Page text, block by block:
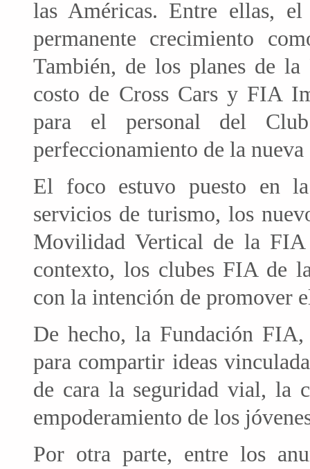
las Américas. Entre ellas,
permanente crecimiento
También, de los planes de
costo de Cross Cars y FIA
para el personal del
perfeccionamiento de la
El foco estuvo puesto en
servicios de turismo, los
Movilidad Vertical de la
contexto, los clubes FIA de
con la intención de promover
De hecho, la Fundación FIA,
para compartir ideas
de cara la seguridad vial, la
empoderamiento de los
Por otra parte, entre los